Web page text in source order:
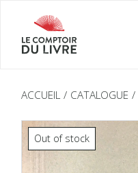
ACCUEIL CATALOGUE
Out of stock